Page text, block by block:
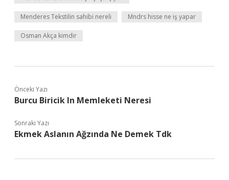
Menderes Tekstilin sahibi nereli Mndrs hisse ne iş yapar
Osman Akça kimdir
Önceki Yazı
Burcu Biricik In Memleketi Neresi
Sonraki Yazı
Ekmek Aslanın Ağzında Ne Demek Tdk